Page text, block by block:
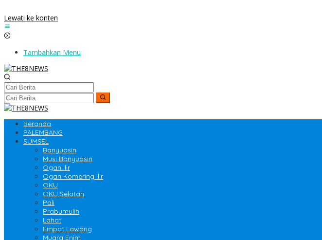
Lewati ke konten
Tambahkan Menu
Beranda
PALEMBANG
SUMSEL
Banyuasin
Musi Banyuasin
Ogan Ilir
Ogan Komering Ilir
OKU
OKU Selatan
Pali
Prabumulih
Lahat
Empat Lawang
Muara Enim